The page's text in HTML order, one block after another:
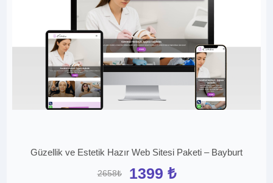
Güzellik ve Estetik Hazır Web Sitesi Paketi – Bayburt
2658₺ 1399 ₺